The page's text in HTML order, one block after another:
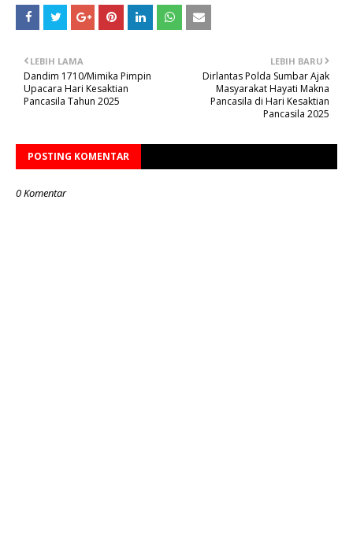
LEBIH BARU
Dirlantas Polda Sumbar Ajak
Masyarakat Hayati Makna
Pancasila di Hari Kesaktian
Pancasila 2025
LEBIH LAMA
Dandim 1710/Mimika Pimpin
Upacara Hari Kesaktian
Pancasila Tahun 2025
POSTING KOMENTAR
0 Komentar